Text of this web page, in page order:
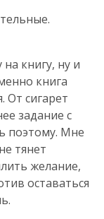
книгу, ну и
книга
От сигарет
задание с
поэтому. Мне
тянет
желание,
оставаться